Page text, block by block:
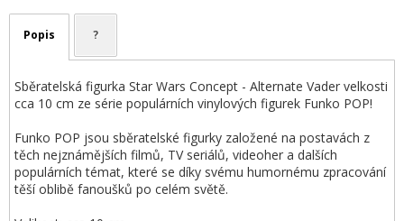
Popis ?
Sběratelská figurka Star Wars Concept - Alternate Vader velkosti
cca 10 cm ze série populárních vinylových figurek Funko POP!
Funko POP jsou sběratelské figurky založené na postavách z
těch nejznámějších filmů, TV seriálů, videoher a dalších
populárních témat, které se díky svému humornému zpracování
těší oblibě fanoušků po celém světě.